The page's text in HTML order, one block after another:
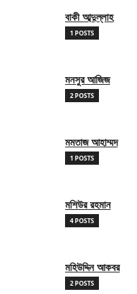
বাকী আব্দুল্লাহ
1 POSTS
মনসুর আজিজ
2 POSTS
মমতাজ আহাম্মদ
1 POSTS
মশিউর রহমান
4 POSTS
মহিউদ্দিন আকবর
2 POSTS